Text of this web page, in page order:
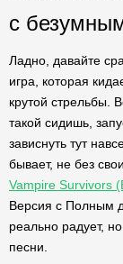
с
Ладно, давайте
игра, которая
крутой стрельбы.
такой сидишь,
зависнуть тут
бывает, не без
Vampire Survivors
Версия с Полным
реально радует,
песни.